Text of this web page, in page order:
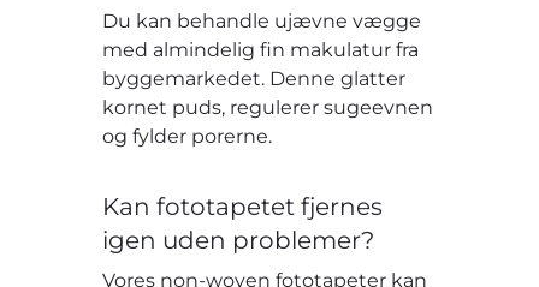
Du kan behandle ujævne vægge
med almindelig fin makulatur fra
byggemarkedet. Denne glatter
kornet puds, regulerer sugeevnen
og fylder porerne.
Kan fototapetet fjernes
igen uden problemer?
Vores non-woven fototapeter kan